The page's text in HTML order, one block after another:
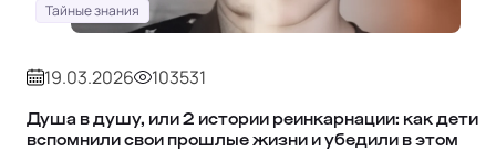
Тайные знания
19.03.2026 103531
Душа в душу, или 2 истории реинкарнации: как дети
вспомнили свои прошлые жизни и убедили в этом